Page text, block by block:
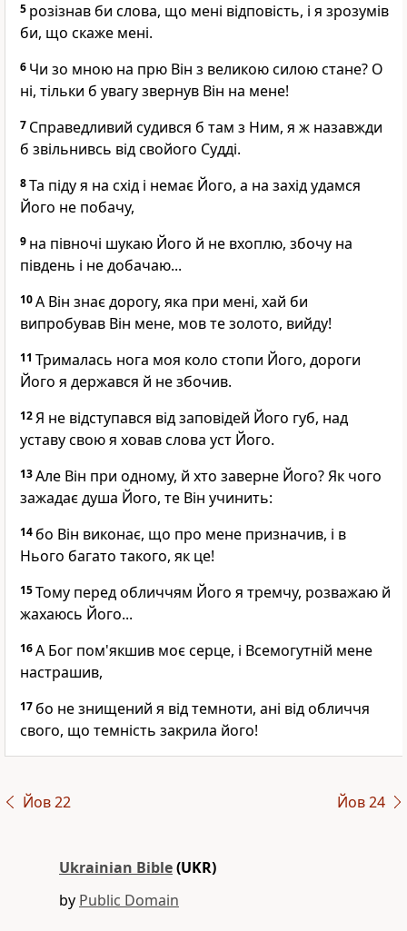
5 розізнав би слова, що мені відповість, і я зрозумів
би, що скаже мені.
6 Чи зо мною на прю Він з великою силою стане? О
ні, тільки б увагу звернув Він на мене!
7 Справедливий судився б там з Ним, я ж назавжди
б звільнивсь від свойого Судді.
8Та піду я на схід і немає Його, а на захід удамся
Його не побачу,
9 на півночі шукаю Його й не вхоплю, збочу на
південь і не добачаю...
10А Він знає дорогу, яка при мені, хай би
випробував Він мене, мов те золото, вийду!
11 Трималась нога моя коло стопи Його, дороги
Його я держався й не збочив.
12Я не відступався від заповідей Його губ, над
уставу свою я ховав слова уст Його.
13Але Він при одному, й хто заверне Його? Як чого
зажадає душа Його, те Він учинить:
14 бо Він виконає, що про мене призначив, і в
Нього багато такого, як це!
15Тому перед обличчям Його я тремчу, розважаю й
жахаюсь Його...
16А Бог пом'якшив моє серце, і Всемогутній мене
настрашив,
17 бо не знищений я від темноти, ані від обличчя
свого, що темність закрила його!
Йов 22 Йов 24
Ukrainian Bible(UKR)
by Public Domain